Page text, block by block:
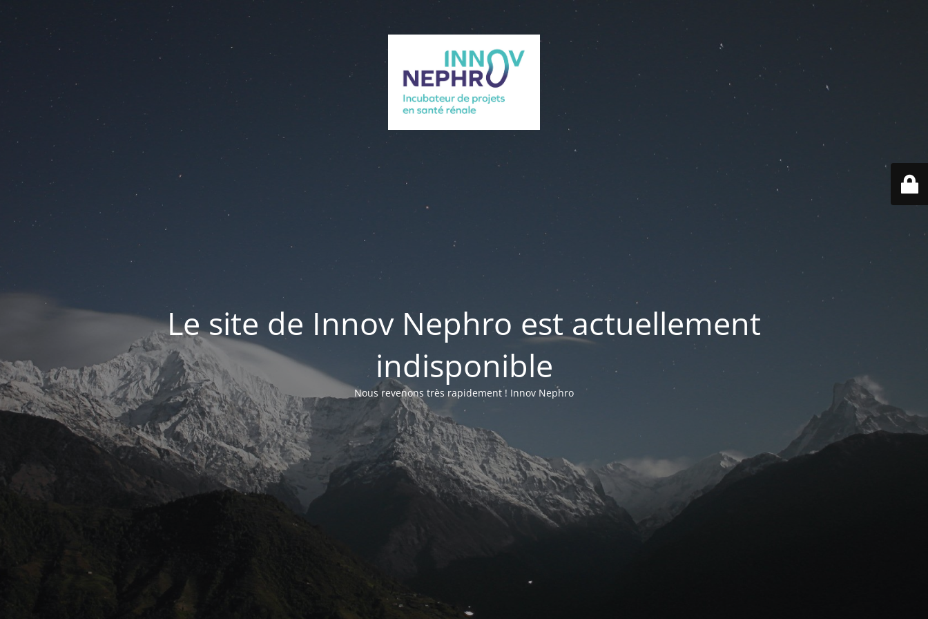
Le site de Innov Nephro est actuellement
indisponible
Nous revenons très rapidement ! Innov Nephro